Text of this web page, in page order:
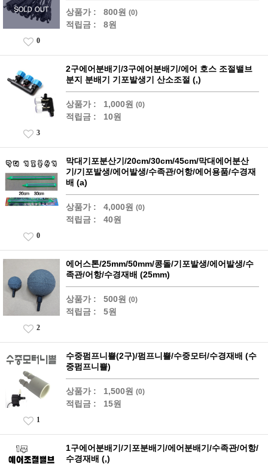
상품가 : 800원 (0)
적립금 : 8원
0
2구에어분배기/3구에어분배기/에어 호스 조절밸브
분지 분배기 기포발생기 산소조절 (,)
상품가 : 1,000원 (0)
적립금 : 10원
3
막대기포분산기/20cm/30cm/45cm/막대에어분산
기/기포발생/에어발생/수족관/어항/에어용품/수경재
배 (a)
상품가 : 4,000원 (0)
적립금 : 40원
0
에어스톤/25mm/50mm/콩돌/기포발생/에어발생/수
족관/어항/수경재배 (25mm)
상품가 : 500원 (0)
적립금 : 5원
2
수중펌프니쁠(2구)/펌프니쁠/수중모터/수경재배 (수
중펌프니쁠)
상품가 : 1,500원 (0)
적립금 : 15원
1
1구에어분배기/기포분배기/에어분배기/수족관/어항/
수경재배 (,)